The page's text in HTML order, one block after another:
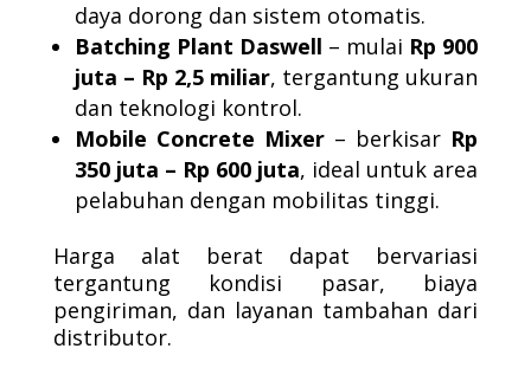
daya dorong dan sistem otomatis.
Batching Plant Daswell – mulai Rp 900
juta – Rp 2,5 miliar, tergantung ukuran
dan teknologi kontrol.
Mobile Concrete Mixer– berkisar Rp
350 juta – Rp 600 juta, ideal untuk area
pelabuhan dengan mobilitas tinggi.
Harga alat berat dapat bervariasi
tergantung kondisi pasar, biaya
pengiriman, dan layanan tambahan dari
distributor.